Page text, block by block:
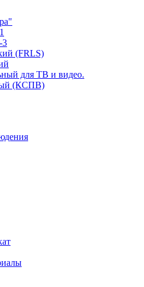
3
(FRLS)
для ТВ и видео.
(КСПВ)